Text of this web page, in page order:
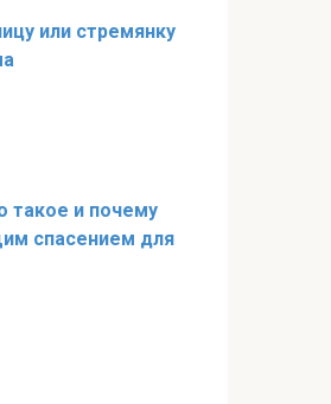
или стремянку
такое и почему
спасением для